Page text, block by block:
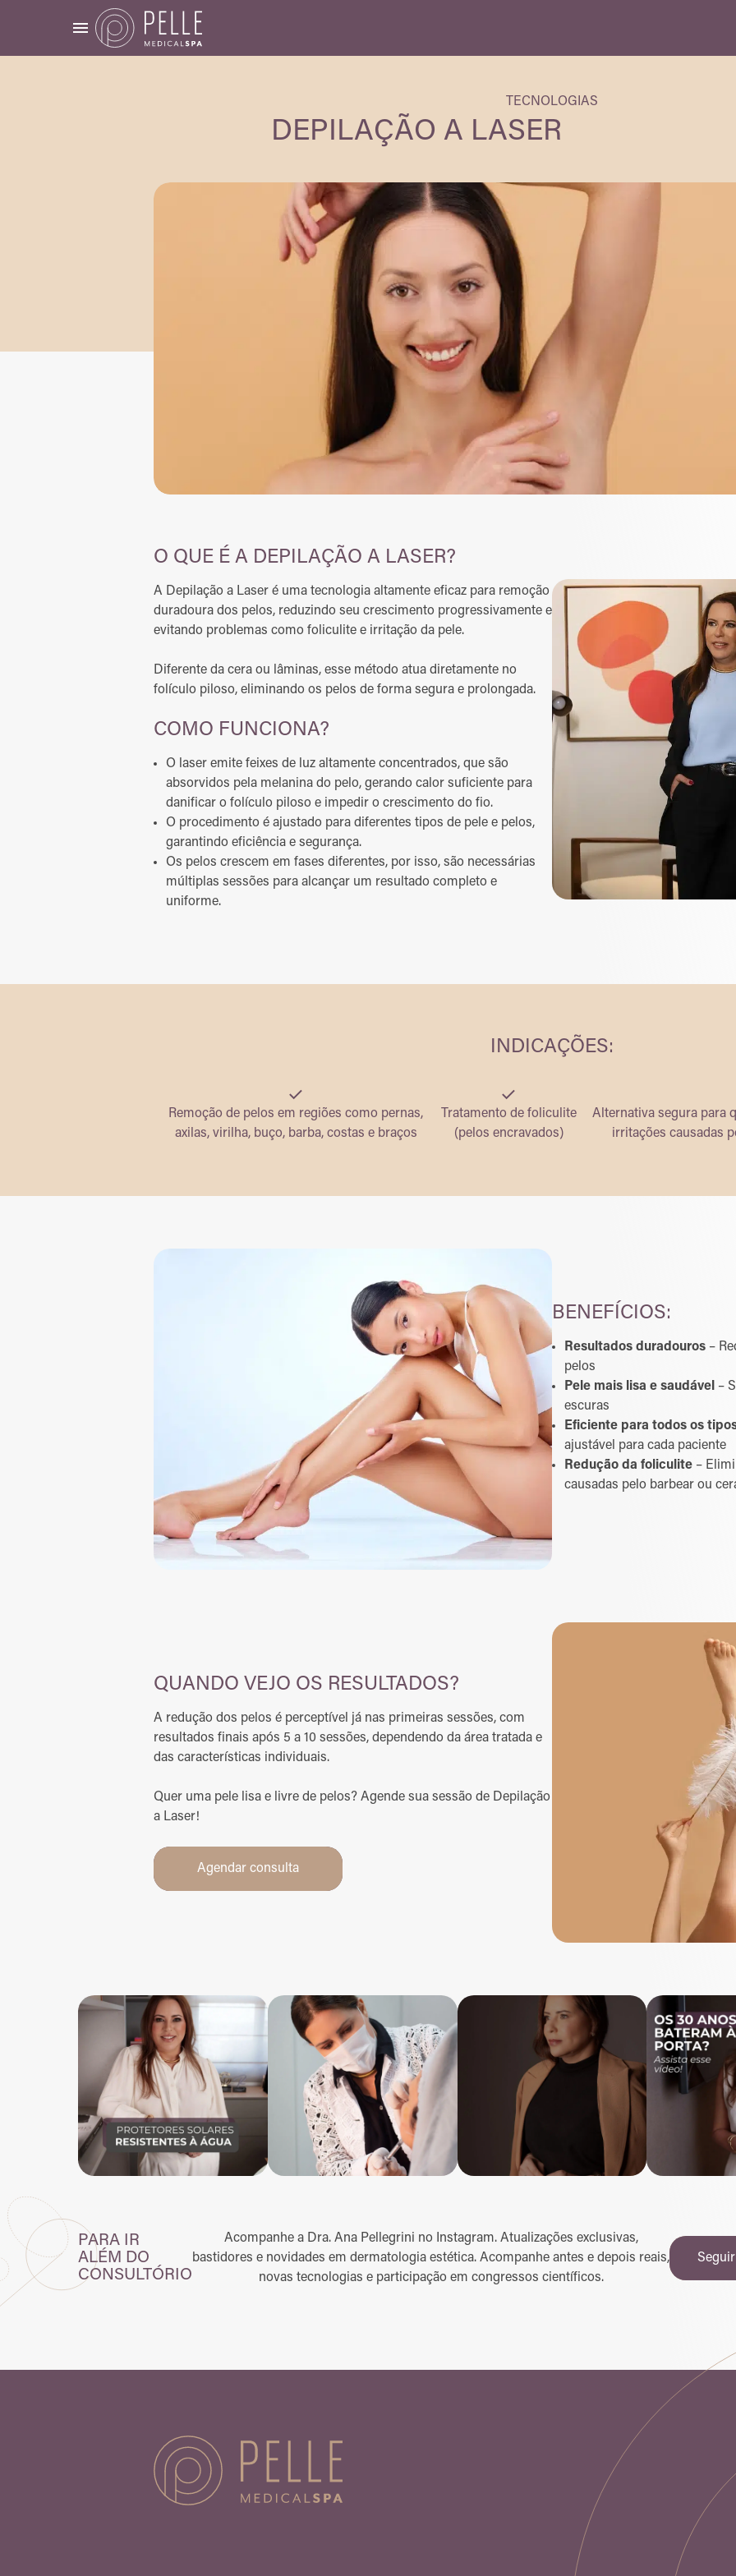
TECNOLOGIAS
DEPILAÇÃO A LASER
O QUE É A DEPILAÇÃO A LASER?
A Depilação a Laser é uma tecnologia altamente eficaz para remoção
duradoura dos pelos, reduzindo seu crescimento progressivamente e
evitando problemas como foliculite e irritação da pele.
Diferente da cera ou lâminas, esse método atua diretamente no
folículo piloso, eliminando os pelos de forma segura e prolongada.
COMO FUNCIONA?
O laser emite feixes de luz altamente concentrados, que são
absorvidos pela melanina do pelo, gerando calor suficiente para
danificar o folículo piloso e impedir o crescimento do fio.
O procedimento é ajustado para diferentes tipos de pele e pelos,
garantindo eficiência e segurança.
Os pelos crescem em fases diferentes, por isso, são necessárias
múltiplas sessões para alcançar um resultado completo e
uniforme.
INDICAÇÕES:
Remoção de pelos em regiões como pernas,
axilas, virilha, buço, barba, costas e braços
Tratamento de foliculite
(pelos encravados)
Alternativa segura para
irritações causadas
BENEFÍCIOS:
Resultados duradouros –
pelos
Pele mais lisa e saudável –
escuras
Eficiente para todos os
ajustável para cada paciente
Redução da foliculite –
causadas pelo barbear ou
QUANDO VEJO OS RESULTADOS?
A redução dos pelos é perceptível já nas primeiras sessões, com
resultados finais após 5 a 10 sessões, dependendo da área tratada e
das características individuais.
Quer uma pele lisa e livre de pelos? Agende sua sessão de Depilação
a Laser!
Agendar consulta
PARA IR
ALÉM DO
CONSULTÓRIO
Acompanhe a Dra. Ana Pellegrini no Instagram. Atualizações exclusivas,
bastidores e novidades em dermatologia estética. Acompanhe antes e depois reais,
novas tecnologias e participação em congressos científicos.